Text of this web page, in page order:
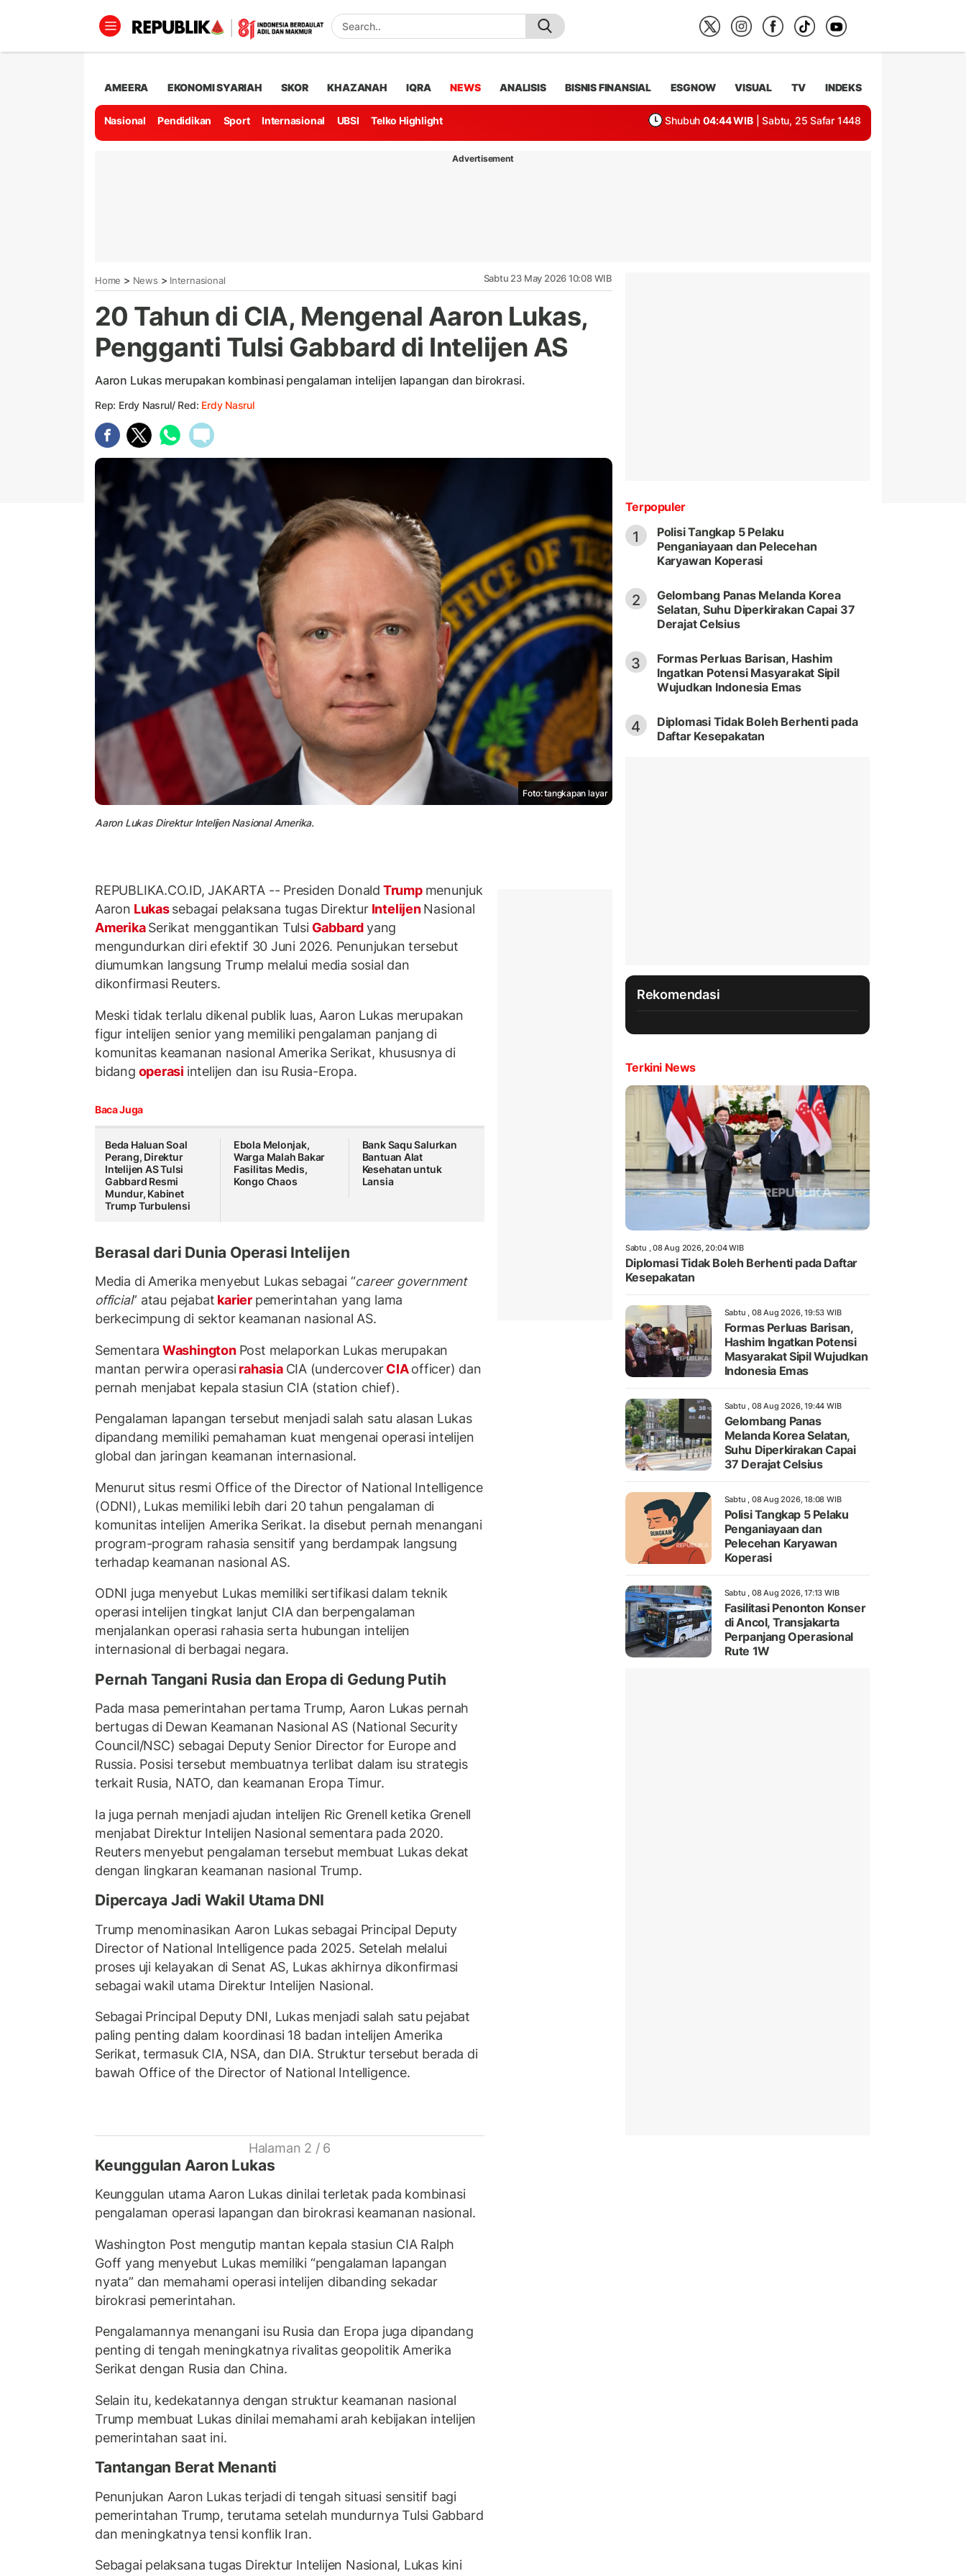
AMEERA EKONOMI SYARIAH SKOR KHAZANAH IQRA NEWS ANALISIS BISNIS FINANSIAL ESGNOW VISUAL TV INDEKS
Nasional Pendidikan Sport Internasional UBSI Telko Highlight Shubuh 04:44 WIB | Sabtu, 25 Safar 1448
Advertisement
Home > News > Internasional Sabtu 23 May 2026 10:08 WIB
20 Tahun di CIA, Mengenal Aaron Lukas,
Pengganti Tulsi Gabbard di Intelijen AS
Aaron Lukas merupakan kombinasi pengalaman intelijen lapangan dan birokrasi.
Rep: Erdy Nasrul/ Red: Erdy Nasrul
Foto: tangkapan layar
Aaron Lukas Direktur Intelijen Nasional Amerika.
REPUBLIKA.CO.ID, JAKARTA -- Presiden Donald Trump menunjuk
Aaron Lukassebagai pelaksana tugas DirekturIntelijenNasional
AmerikaSerikat menggantikan TulsiGabbardyang
mengundurkan diri efektif 30 Juni 2026. Penunjukan tersebut
diumumkan langsung Trump melalui media sosial dan
dikonfirmasi Reuters.
Meski tidak terlalu dikenal publik luas, Aaron Lukas merupakan
figur intelijen senior yang memiliki pengalaman panjang di
komunitas keamanan nasional Amerika Serikat, khususnya di
bidang operasi intelijen dan isu Rusia-Eropa.
Baca Juga
Beda Haluan Soal
Perang, Direktur
Intelijen AS Tulsi
Gabbard Resmi
Mundur, Kabinet
Trump Turbulensi
Ebola Melonjak,
Warga Malah Bakar
Fasilitas Medis,
Kongo Chaos
Bank Saqu Salurkan
Bantuan Alat
Kesehatan untuk
Lansia
Berasal dari Dunia Operasi Intelijen
Media di Amerika menyebut Lukas sebagai “career government
official” atau pejabat karier pemerintahan yang lama
berkecimpung di sektor keamanan nasional AS.
Sementara Washington Post melaporkan Lukas merupakan
mantan perwira operasirahasia CIA (undercoverCIAofficer) dan
pernah menjabat kepala stasiun CIA (station chief).
Pengalaman lapangan tersebut menjadi salah satu alasan Lukas
dipandang memiliki pemahaman kuat mengenai operasi intelijen
global dan jaringan keamanan internasional.
Menurut situs resmi Office of the Director of National Intelligence
(ODNI), Lukas memiliki lebih dari 20 tahun pengalaman di
komunitas intelijen Amerika Serikat. Ia disebut pernah menangani
program-program rahasia sensitif yang berdampak langsung
terhadap keamanan nasional AS.
ODNI juga menyebut Lukas memiliki sertifikasi dalam teknik
operasi intelijen tingkat lanjut CIA dan berpengalaman
menjalankan operasi rahasia serta hubungan intelijen
internasional di berbagai negara.
Pernah Tangani Rusia dan Eropa di Gedung Putih
Pada masa pemerintahan pertama Trump, Aaron Lukas pernah
bertugas di Dewan Keamanan Nasional AS (National Security
Council/NSC) sebagai Deputy Senior Director for Europe and
Russia. Posisi tersebut membuatnya terlibat dalam isu strategis
terkait Rusia, NATO, dan keamanan Eropa Timur.
Ia juga pernah menjadi ajudan intelijen Ric Grenell ketika Grenell
menjabat Direktur Intelijen Nasional sementara pada 2020.
Reuters menyebut pengalaman tersebut membuat Lukas dekat
dengan lingkaran keamanan nasional Trump.
Dipercaya Jadi Wakil Utama DNI
Trump menominasikan Aaron Lukas sebagai Principal Deputy
Director of National Intelligence pada 2025. Setelah melalui
proses uji kelayakan di Senat AS, Lukas akhirnya dikonfirmasi
sebagai wakil utama Direktur Intelijen Nasional.
Sebagai Principal Deputy DNI, Lukas menjadi salah satu pejabat
paling penting dalam koordinasi 18 badan intelijen Amerika
Serikat, termasuk CIA, NSA, dan DIA. Struktur tersebut berada di
bawah Office of the Director of National Intelligence.
Halaman 2 / 6
Keunggulan Aaron Lukas
Keunggulan utama Aaron Lukas dinilai terletak pada kombinasi
pengalaman operasi lapangan dan birokrasi keamanan nasional.
Washington Post mengutip mantan kepala stasiun CIA Ralph
Goff yang menyebut Lukas memiliki “pengalaman lapangan
nyata” dan memahami operasi intelijen dibanding sekadar
birokrasi pemerintahan.
Pengalamannya menangani isu Rusia dan Eropa juga dipandang
penting di tengah meningkatnya rivalitas geopolitik Amerika
Serikat dengan Rusia dan China.
Selain itu, kedekatannya dengan struktur keamanan nasional
Trump membuat Lukas dinilai memahami arah kebijakan intelijen
pemerintahan saat ini.
Tantangan Berat Menanti
Penunjukan Aaron Lukas terjadi di tengah situasi sensitif bagi
pemerintahan Trump, terutama setelah mundurnya Tulsi Gabbard
dan meningkatnya tensi konflik Iran.
Sebagai pelaksana tugas Direktur Intelijen Nasional, Lukas kini
Terpopuler
1
Polisi Tangkap 5 Pelaku
Penganiayaan dan Pelecehan
Karyawan Koperasi
2
Gelombang Panas Melanda Korea
Selatan, Suhu Diperkirakan Capai 37
Derajat Celsius
3
Formas Perluas Barisan, Hashim
Ingatkan Potensi Masyarakat Sipil
Wujudkan Indonesia Emas
4
Diplomasi Tidak Boleh Berhenti pada
Daftar Kesepakatan
Rekomendasi
Terkini News
Sabtu , 08 Aug 2026, 20:04 WIB
Diplomasi Tidak Boleh Berhenti pada Daftar
Kesepakatan
Sabtu , 08 Aug 2026, 19:53 WIB
Formas Perluas Barisan,
Hashim Ingatkan Potensi
Masyarakat Sipil Wujudkan
Indonesia Emas
Sabtu , 08 Aug 2026, 19:44 WIB
Gelombang Panas
Melanda Korea Selatan,
Suhu Diperkirakan Capai
37 Derajat Celsius
Sabtu , 08 Aug 2026, 18:08 WIB
Polisi Tangkap 5 Pelaku
Penganiayaan dan
Pelecehan Karyawan
Koperasi
Sabtu , 08 Aug 2026, 17:13 WIB
Fasilitasi Penonton Konser
di Ancol, Transjakarta
Perpanjang Operasional
Rute 1W